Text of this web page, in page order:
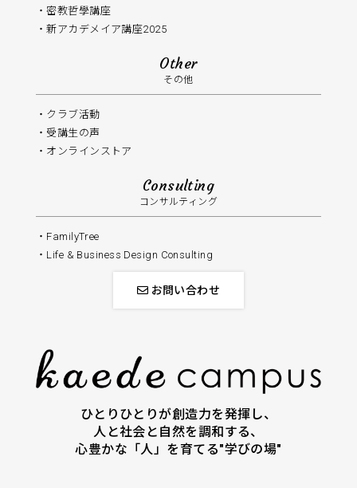
密教哲學講座
新アカデメイア講座2025
Other
その他
クラブ活動
受講生の声
オンラインストア
Consulting
コンサルティング
FamilyTree
Life & Business Design Consulting
お問い合わせ
ひとりひとりが創造力を発揮し、
人と社会と自然を調和する、
心豊かな「人」を育てる"学びの場"